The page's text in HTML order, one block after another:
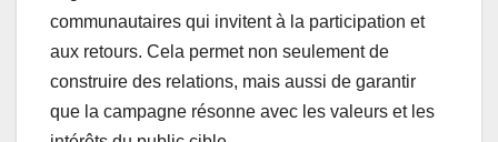
communautaires qui invitent à la participation et
aux retours. Cela permet non seulement de
construire des relations, mais aussi de garantir
que la campagne résonne avec les valeurs et les